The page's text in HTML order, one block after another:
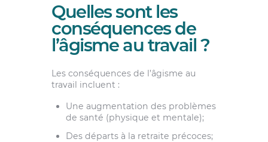
Quelles sont les
conséquences de
l’âgisme au travail ?
Les conséquences de l’âgisme au
travail incluent :
Une augmentation des problèmes
de santé (physique et mentale);
Des départs à la retraite précoces;